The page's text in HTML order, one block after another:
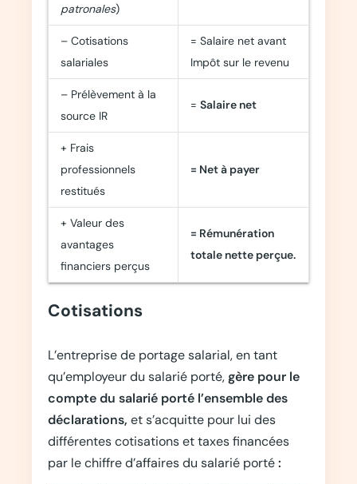
patronales)
– Cotisations
salariales
= Salaire net avant
Impôt sur le revenu
– Prélèvement à la
source IR
= Salaire net
+ Frais
professionnels
restitués
= Net à payer
+ Valeur des
avantages
financiers perçus
= Rémunération
totale nette perçue.
Cotisations
L’entreprise de portage salarial, en tant
qu’employeur du salarié porté,gère pour le
compte du salarié porté l’ensemble des
déclarations, et s’acquitte pour lui des
différentes cotisations et taxesfinancées
par le chiffre d’affaires du salarié porté: